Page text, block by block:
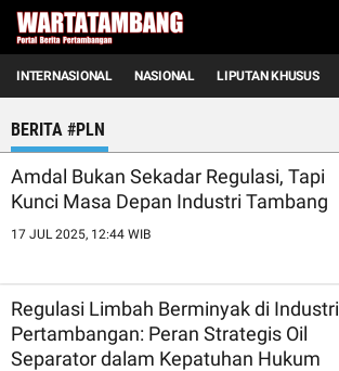
INTERNASIONAL NASIONAL LIPUTAN KHUSUS
BERITA #PLN
Amdal Bukan Sekadar Regulasi, Tapi
Kunci Masa Depan Industri Tambang
17 JUL 2025, 12:44 WIB
Regulasi Limbah Berminyak di Industri
Pertambangan: Peran Strategis Oil
Separator dalam Kepatuhan Hukum